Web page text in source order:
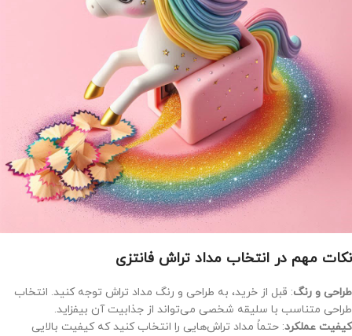
نکات مهم در انتخاب مداد تراش فانتزی
طراحی و رنگ: قبل از خرید، به طراحی و رنگ مداد تراش توجه کنید. انتخاب
طراحی متناسب با سلیقه شخصی می‌تواند از جذابیت آن بیفزاید.
کیفیت عملکرد: حتماً مداد تراش‌هایی را انتخاب کنید که کیفیت بالایی